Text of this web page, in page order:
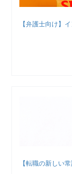
【弁護士向け】
【転職の新しい